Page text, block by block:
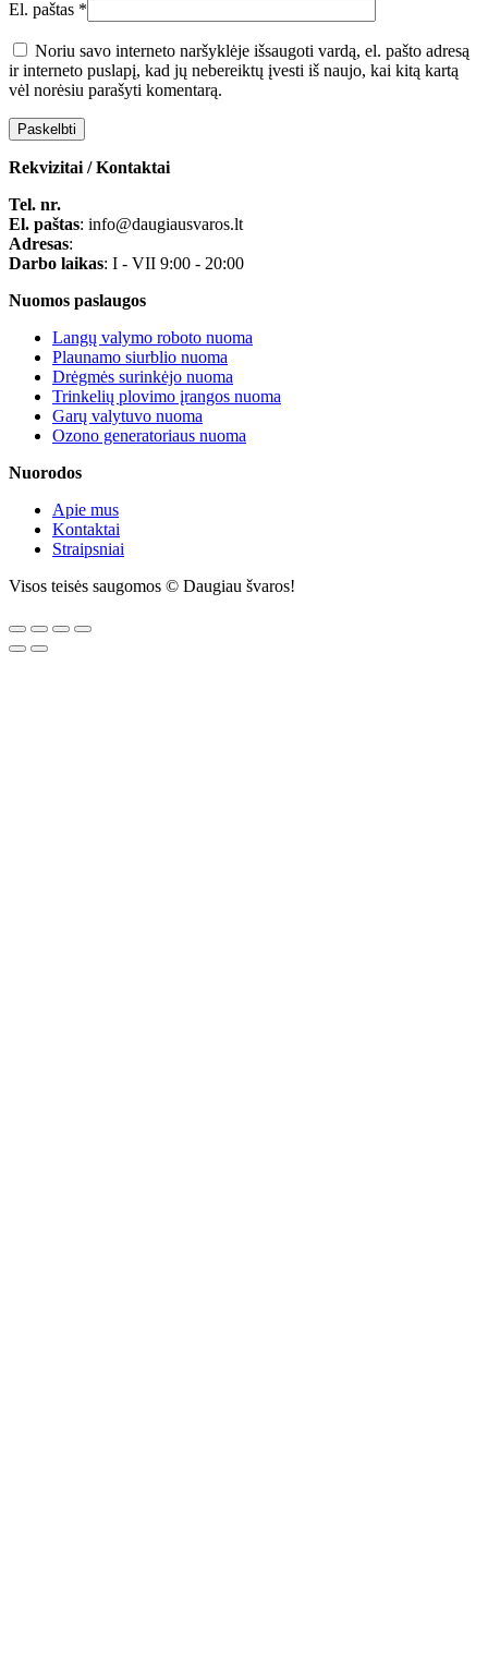
El. paštas *
Noriu savo interneto naršyklėje išsaugoti vardą, el. pašto adresą
ir interneto puslapį, kad jų nebereiktų įvesti iš naujo, kai kitą kartą
vėl norėsiu parašyti komentarą.
Rekvizitai / Kontaktai
Tel. nr.
El. paštas: info@daugiausvaros.lt
Adresas:
Darbo laikas: I - VII 9:00 - 20:00
Nuomos paslaugos
Langų valymo roboto nuoma
Plaunamo siurblio nuoma
Drėgmės surinkėjo nuoma
Trinkelių plovimo įrangos nuoma
Garų valytuvo nuoma
Ozono generatoriaus nuoma
Nuorodos
Apie mus
Kontaktai
Straipsniai
Visos teisės saugomos © Daugiau švaros!